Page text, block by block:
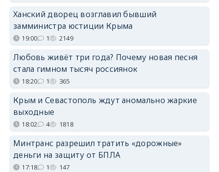
Ханский дворец возглавил бывший
замминистра юстиции Крыма
19:00 1 2149
Любовь живёт три года? Почему новая песня
стала гимном тысяч россиянок
18:20 1 365
Крым и Севастополь ждут аномально жаркие
выходные
18:02 4 1818
Минтранс разрешил тратить «дорожные»
деньги на защиту от БПЛА
17:18 1 147